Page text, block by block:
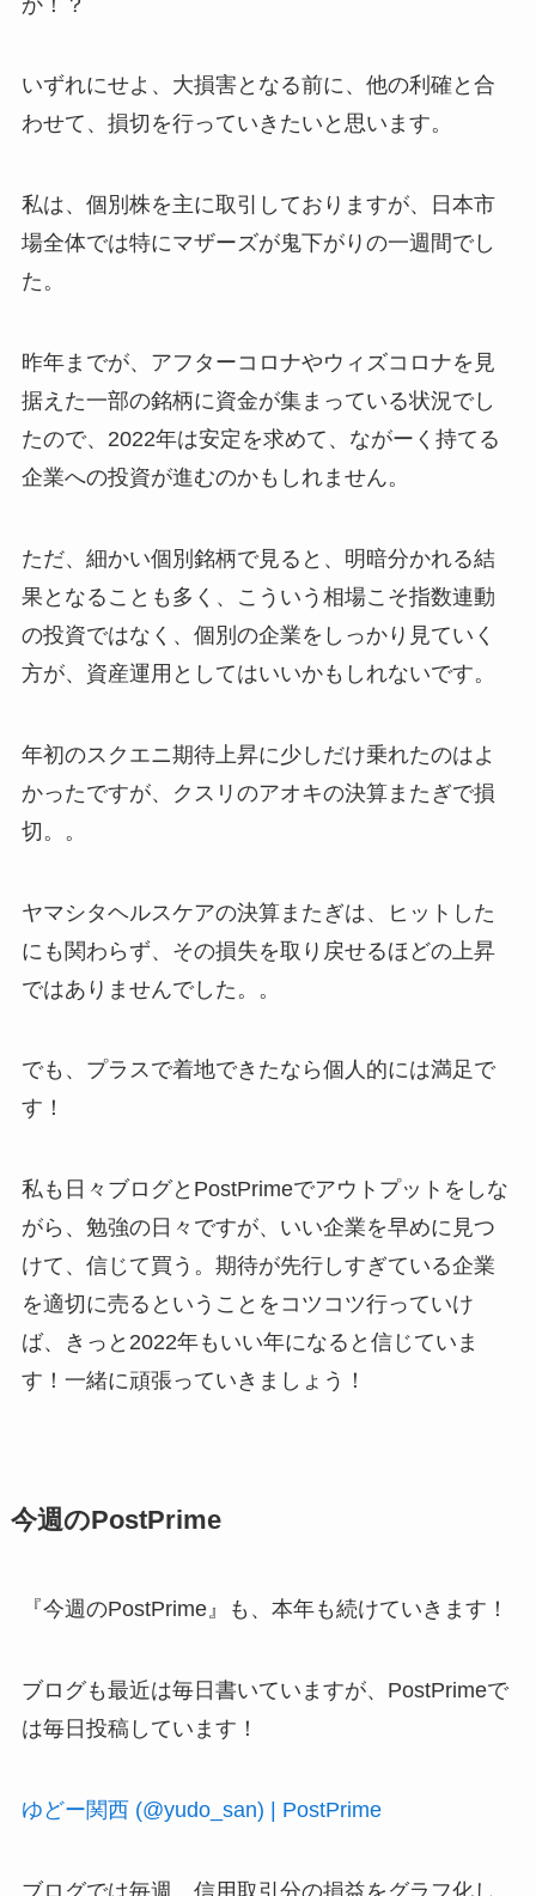
いずれにせよ、大損害となる前に、他の利確と合
わせて、損切を行っていきたいと思います。
私は、個別株を主に取引しておりますが、日本市
場全体では特にマザーズが鬼下がりの一週間でし
た。
昨年までが、アフターコロナやウィズコロナを見
据えた一部の銘柄に資金が集まっている状況でし
たので、2022年は安定を求めて、ながーく持てる
企業への投資が進むのかもしれません。
ただ、細かい個別銘柄で見ると、明暗分かれる結
果となることも多く、こういう相場こそ指数連動
の投資ではなく、個別の企業をしっかり見ていく
方が、資産運用としてはいいかもしれないです。
年初のスクエニ期待上昇に少しだけ乗れたのはよ
かったですが、クスリのアオキの決算またぎで損
切。。
ヤマシタヘルスケアの決算またぎは、ヒットした
にも関わらず、その損失を取り戻せるほどの上昇
ではありませんでした。。
でも、プラスで着地できたなら個人的には満足で
す！
私も日々ブログとPostPrimeでアウトプットをしな
がら、勉強の日々ですが、いい企業を早めに見つ
けて、信じて買う。期待が先行しすぎている企業
を適切に売るということをコツコツ行っていけ
ば、きっと2022年もいい年になると信じていま
す！一緒に頑張っていきましょう！
今週のPostPrime
『今週のPostPrime』も、本年も続けていきます！
ブログも最近は毎日書いていますが、PostPrimeで
は毎日投稿しています！
ゆどー関西 (@yudo_san) | PostPrime
ブログでは毎週、信用取引分の損益をグラフ化し